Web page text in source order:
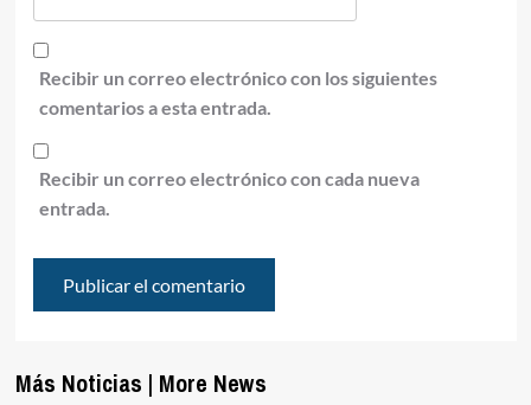
Recibir un correo electrónico con los siguientes
comentarios a esta entrada.
Recibir un correo electrónico con cada nueva
entrada.
Más Noticias | More News